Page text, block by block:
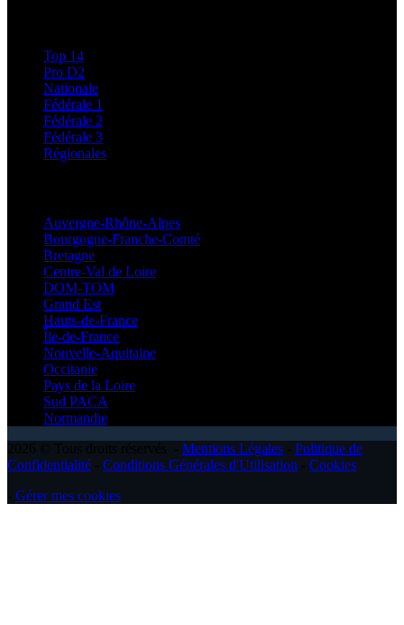
Top 14
Pro D2
Nationale
Fédérale 1
Fédérale 2
Fédérale 3
Régionales
Auvergne-Rhône-Alpes
Bourgogne-Franche-Comté
Bretagne
Centre-Val de Loire
DOM-TOM
Grand Est
Hauts-de-France
Île-de-France
Nouvelle-Aquitaine
Occitanie
Pays de la Loire
Sud PACA
Normandie
Mentions Légales
Politique de
Confidentialité
Conditions Générales d'Utilisation
Cookies
Gérer mes cookies